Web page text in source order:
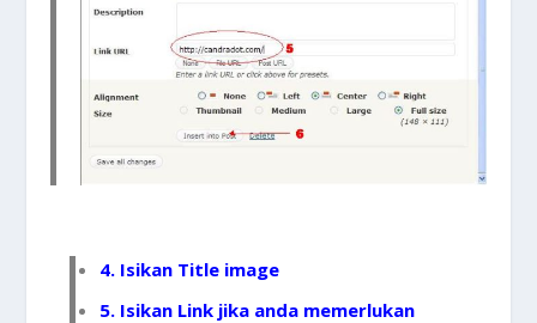
4. Isikan Title image
5. Isikan Link jika anda memerlukan